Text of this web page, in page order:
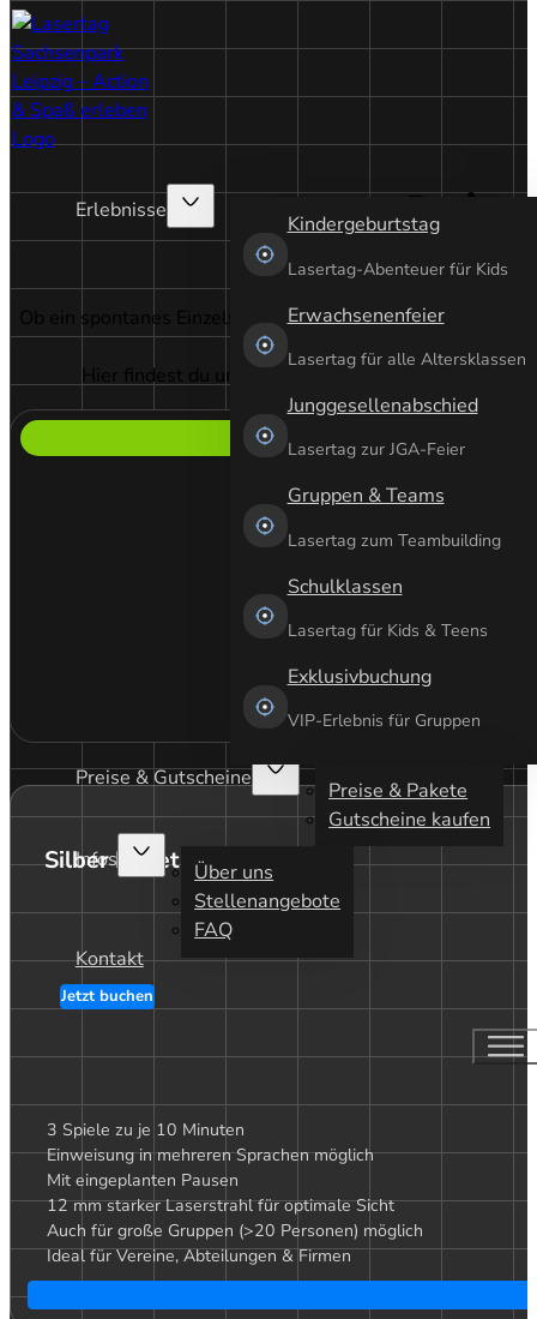
Erlebnisse
Kindergeburtstag
Lasertag-Abenteuer für Kids
Erwachsenenfeier
Lasertag für alle Altersklassen
Junggesellenabschied
Lasertag zur JGA-Feier
Gruppen & Teams
Lasertag zum Teambuilding
Schulklassen
Lasertag für Kids & Teens
Exklusivbuchung
VIP-Erlebnis für Gruppen
Preise & Gutscheine
Preise & Pakete
Gutscheine kaufen
Infos
Über uns
Stellenangebote
FAQ
Kontakt
Jetzt buchen
Preise
Lasertag
Ob ein spontanes Einzelspiel mit Freund:innen zum
für jedes Bedürfnis haben
Hier findest du unsere aktuellen Pakete und
Silber Paket
3 Spiele zu je 10 Minuten
Einweisung in mehreren Sprachen möglich
Mit eingeplanten Pausen
12 mm starker Laserstrahl für optimale Sicht
Auch für große Gruppen (>20 Personen) möglich
Ideal für Vereine, Abteilungen & Firmen